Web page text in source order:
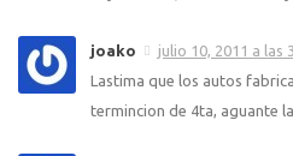
joako
julio 10, 2011 a las
Lastima que los autos
termincion de 4ta, aguante